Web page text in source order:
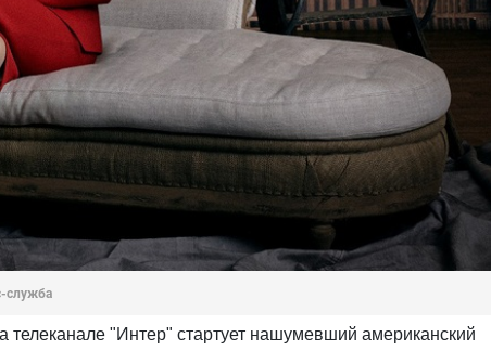
служба
телеканале "Интер" стартует нашумевший американский